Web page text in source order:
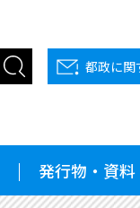
都政に関
発行物・資料